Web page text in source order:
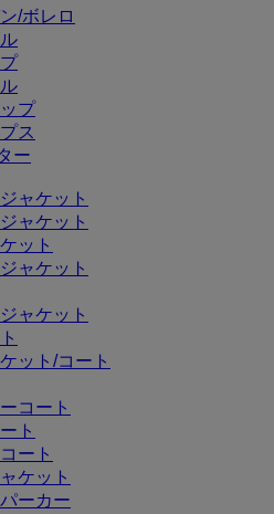
/ボレロ
プ
ス
ー
ャケット
ャケット
ット
ャケット
ャケット
ット/コート
コート
ト
ート
ケット
ーカー